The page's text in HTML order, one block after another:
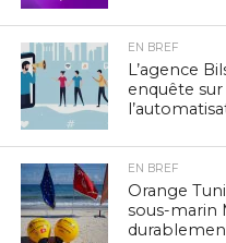
EN BREF
L’agence
enquête
EN BREF
Orange
sous-marin